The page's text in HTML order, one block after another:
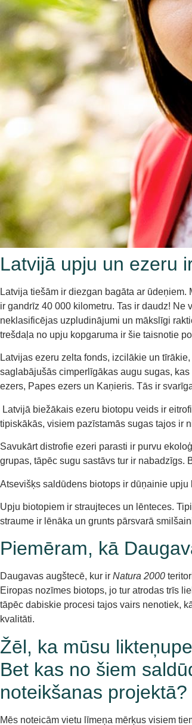
Latvijā upju un ezeru
Latvija tiešām ir diezgan bagāta ar
ir gandrīz 40 000 kilometru. Tas ir daudz!
neklasificējas uzpludinājumi un mākslīgi
trešdaļa no upju kopgaruma ir šie taisnotie
Latvijas ezeru zelta fonds, izcilākie un
saglabājušās cimperlīgākas augu sugas,
ezers, Papes ezers un Kaņieris. Tās ir
Latvijā biežākais ezeru biotopu veids ir
tipiskākās, visiem pazīstamās sugas tajos ir
Savukārt distrofie ezeri parasti ir purvu
grupas, tāpēc sugu sastāvs tur ir nabadzīgs.
Atsevišķs saldūdens biotops ir dūņainie
Upju biotopiem ir straujteces un lēnteces.
straume ir lēnāka un grunts pārsvarā
Piemēram, kā
Daugavas augštecē, kur ir Natura 2000
Eiropas nozīmes biotops, jo tur atrodas trīs
tāpēc dabiskie procesi tajos vairs nenotiek,
kvalitāti.
Žēl, ka mūsu
Bet kas no šiem
noteikšanas projektā?
Mēs noteicām vietu līmeņa mērķus visiem